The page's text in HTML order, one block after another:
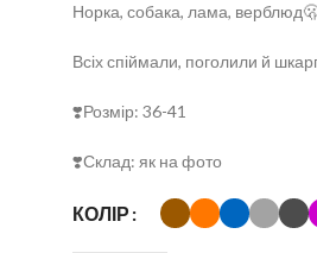
Норка, собака, лама,
Всіх спіймали, поголили й
❣️Розмір: 36-41
❣️Склад: як на фото
КОЛІР